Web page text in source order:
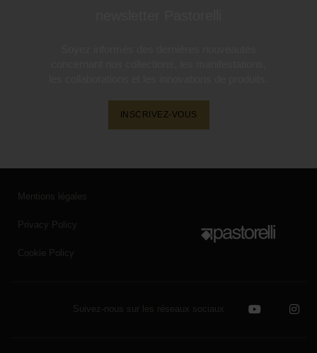
INSCRIVEZ-VOUS
Mentions légales
Privacy Policy
Cookie Policy
Suivez-nous sur les réseaux sociaux